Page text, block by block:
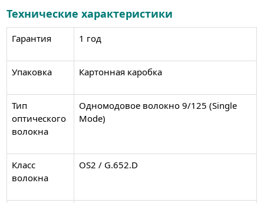
Технические характеристики
Гарантия 1 год
Упаковка Картонная каробка
Тип
оптического
волокна
Одномодовое волокно 9/125 (Single
Mode)
Класс
волокна
OS2 / G.652.D